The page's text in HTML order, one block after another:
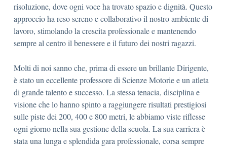
risoluzione, dove ogni voce ha trovato spazio e dignità. Questo
approccio ha reso sereno e collaborativo il nostro ambiente di
lavoro, stimolando la crescita professionale e mantenendo
sempre al centro il benessere e il futuro dei nostri ragazzi.
Molti di noi sanno che, prima di essere un brillante Dirigente,
è stato un eccellente professore di Scienze Motorie e un atleta
di grande talento e successo. La stessa tenacia, disciplina e
visione che lo hanno spinto a raggiungere risultati prestigiosi
sulle piste dei 200, 400 e 800 metri, le abbiamo viste riflesse
ogni giorno nella sua gestione della scuola. La sua carriera è
stata una lunga e splendida gara professionale, corsa sempre